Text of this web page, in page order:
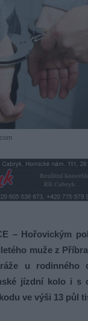
– Hořovickým
muže z
u rodinného
jízdní kolo i s
ve výši 13 půl